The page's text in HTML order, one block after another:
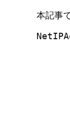
本記事